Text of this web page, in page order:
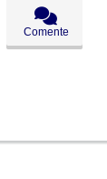
Comente